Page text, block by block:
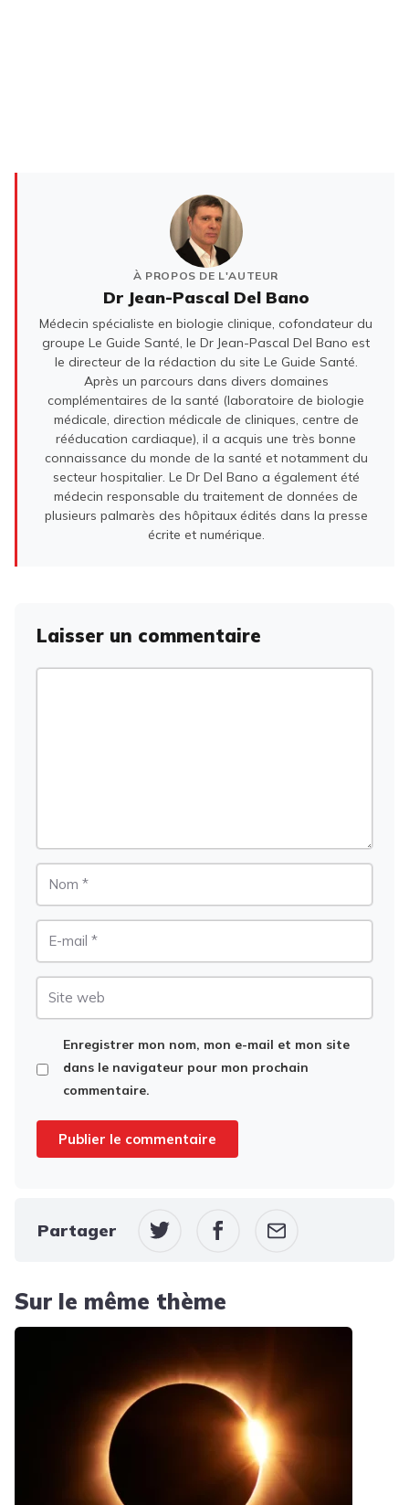
À PROPOS DE L'AUTEUR
Dr Jean-Pascal Del Bano
Médecin spécialiste en biologie clinique, cofondateur du
groupe Le Guide Santé, le Dr Jean-Pascal Del Bano est
le directeur de la rédaction du site Le Guide Santé.
Après un parcours dans divers domaines
complémentaires de la santé (laboratoire de biologie
médicale, direction médicale de cliniques, centre de
rééducation cardiaque), il a acquis une très bonne
connaissance du monde de la santé et notamment du
secteur hospitalier. Le Dr Del Bano a également été
médecin responsable du traitement de données de
plusieurs palmarès des hôpitaux édités dans la presse
écrite et numérique.
Laisser un commentaire
Enregistrer mon nom, mon e-mail et mon site
dans le navigateur pour mon prochain
commentaire.
Partager
Sur le même thème